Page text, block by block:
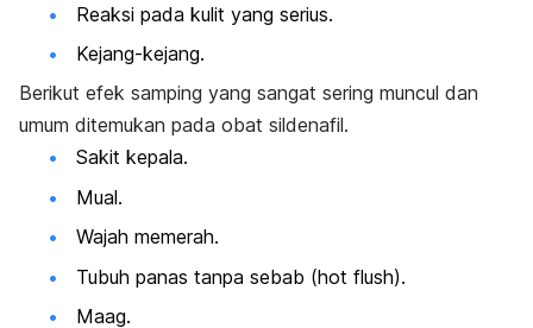
Reaksi pada kulit yang serius.
Kejang-kejang.
Berikut efek samping yang sangat sering muncul dan
umum ditemukan pada obat sildenafil.
Sakit kepala.
Mual.
Wajah memerah.
Tubuh panas tanpa sebab (hot flush).
Maag.